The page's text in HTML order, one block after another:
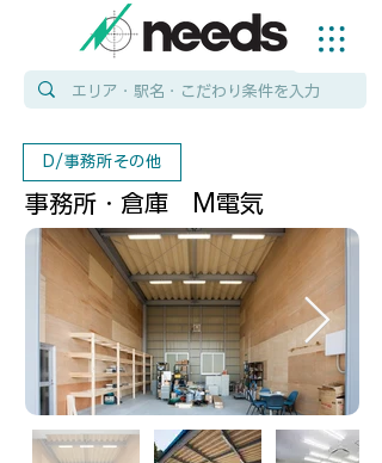
D/事務所その他
事務所・倉庫 M電気